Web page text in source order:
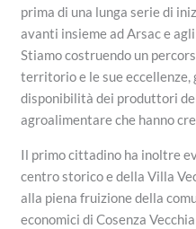
prima di una lunga serie di
avanti insieme ad Arsac e
Stiamo costruendo un
territorio e le sue
disponibilità dei produttori
agroalimentare che hanno
Il primo cittadino ha inoltre
centro storico e della Villa
alla piena fruizione della
economici di Cosenza